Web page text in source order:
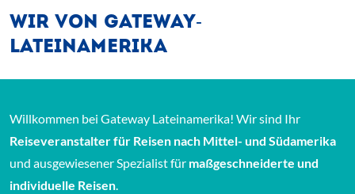
WIR VON GATEWAY-
LATEINAMERIKA
Willkommen bei Gateway Lateinamerika! Wir sind Ihr
Reiseveranstalter für Reisen nach Mittel- und Südamerika
und ausgewiesener Spezialist für maßgeschneiderte und
individuelle Reisen